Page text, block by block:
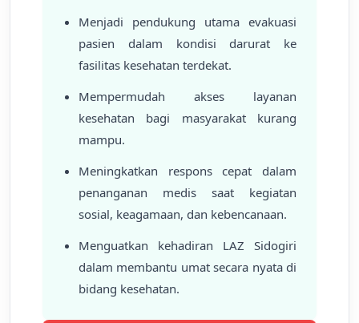
Menjadi pendukung utama evakuasi
pasien dalam kondisi darurat ke
fasilitas kesehatan terdekat.
Mempermudah akses layanan
kesehatan bagi masyarakat kurang
mampu.
Meningkatkan respons cepat dalam
penanganan medis saat kegiatan
sosial, keagamaan, dan kebencanaan.
Menguatkan kehadiran LAZ Sidogiri
dalam membantu umat secara nyata di
bidang kesehatan.